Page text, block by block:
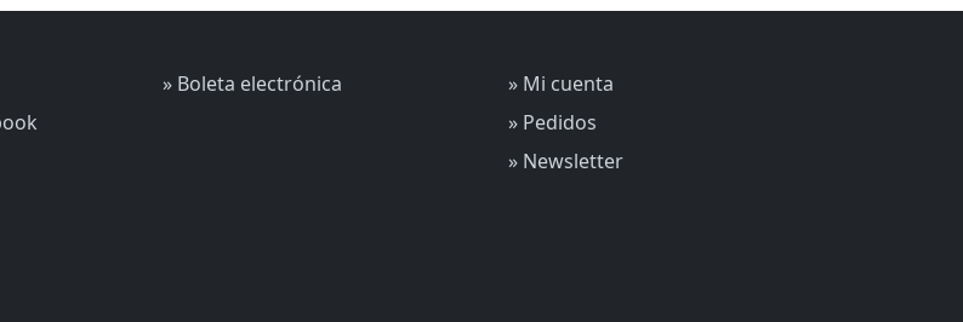
» Boleta electrónica
» Mi cuenta
» Pedidos
» Newsletter